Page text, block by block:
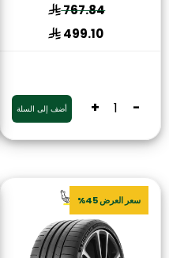
767.84
499.10
-
+ أضف إلى السلة
سعر العرض 45%